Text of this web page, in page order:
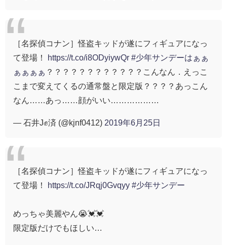
［名探偵コナン］怪盗キッドが遂にフィギュアになっ
て登場！
https://t.co/i8ODyiywQr #少年サンデーはぁぁ
ぁぁぁぁ ？？？？？？？？？？？？こんなん．えっこ
こまで変えてくるの通常盤と限定版？？？？あっこん
なん……あっ……顔がいい………………
— 石井J✊済 (@kjnf0412) 2019年6月25日
［名探偵コナン］怪盗キッドが遂にフィギュアになっ
て登場！
https://t.co/JRqj0Gvqyy #少年サンデー
めっちゃ美麗やん😭💓💓
限定版だけでもほしい…